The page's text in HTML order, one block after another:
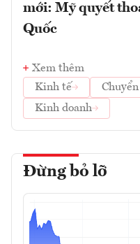
mới: Mỹ quyết
Quốc
Xem thêm
Kinh tế
Kinh doanh
Đừng bỏ lỡ